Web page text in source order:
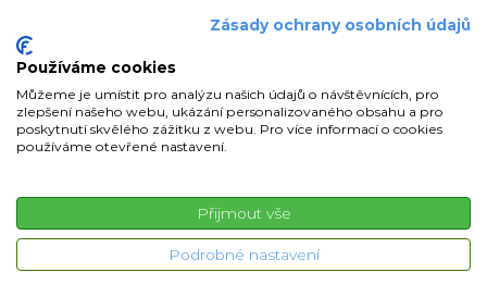
Zůstaňte s námi v kontaktu
volejte
© 2026 iMi Partner, a.s. | Všechna práva vyhrazena
Zásady ochrany osobních údajů
Používáme cookies
Můžeme je umístit pro analýzu našich údajů o návštěvnících, pro
zlepšení našeho webu, ukázání personalizovaného obsahu a pro
poskytnutí skvělého zážitku z webu. Pro více informací o cookies
používáme otevřené nastavení.
Přijmout vše
Podrobné nastavení